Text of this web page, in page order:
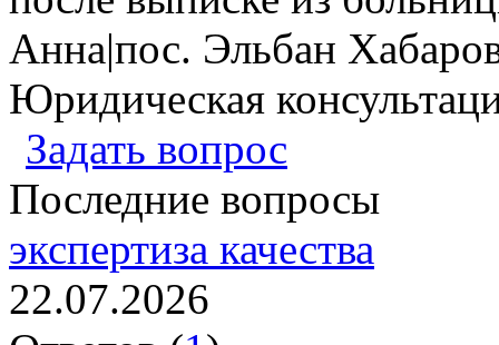
Анна|пос. Эльбан
Юридическая
Задать вопрос
Последние вопросы
экспертиза качества
22.07.2026